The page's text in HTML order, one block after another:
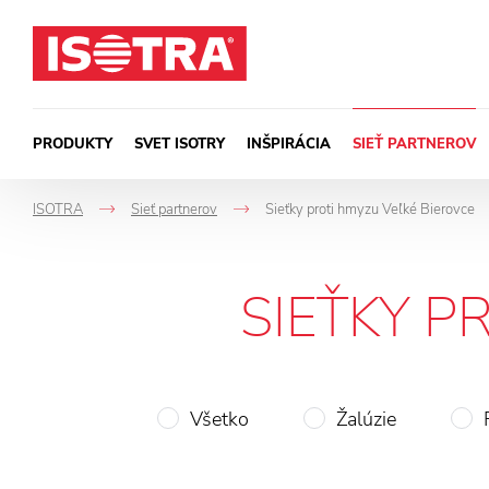
PRODUKTY SVET ISOTRY INŠPIRÁCIA SIEŤ PARTNEROV
ISOTRA
->
Sieť partnerov Sieťky proti hmyzu Veľké Bierovce
SIEŤKY
Všetko Žalúzie